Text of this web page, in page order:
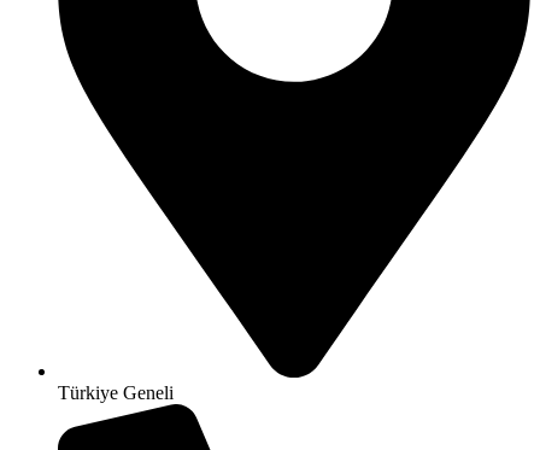
Türkiye Geneli